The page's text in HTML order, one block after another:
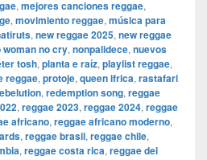
, mejores canciones reggae,
, movimiento reggae, música para
, new reggae 2025, new reggae
woman no cry, nonpalidece, nuevos
tosh, planta e raíz, playlist reggae,
reggae, protoje, queen ifrica, rastafari
, redemption song, reggae
, reggae 2023, reggae 2024, reggae
africano, reggae africano moderno,
, reggae brasil, reggae chile,
, reggae costa rica, reggae del